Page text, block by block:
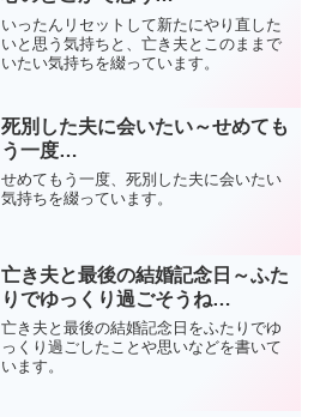
いったんリセットして新たにやり直した
いと思う気持ちと、亡き夫とこのままで
いたい気持ちを綴っています。
死別した夫に会いたい～せめても
う一度…
せめてもう一度、死別した夫に会いたい
気持ちを綴っています。
亡き夫と最後の結婚記念日～ふた
りでゆっくり過ごそうね…
亡き夫と最後の結婚記念日をふたりでゆ
っくり過ごしたことや思いなどを書いて
います。